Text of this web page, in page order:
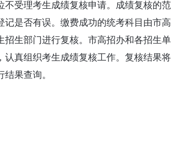
受理考生成绩复核申请。成绩复核的
记是否有误。缴费成功的统考科目由市
招生部门进行复核。市高招办和各招生
真组织考生成绩复核工作。复核结果
果查询。